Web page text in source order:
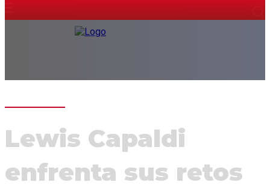
Lewis Capaldi
enfrenta sus retos